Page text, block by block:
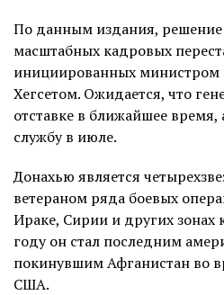
По данным издания,
масштабных кадровых
инициированных
Хегсетом. Ожидается, что
отставке в ближайшее
службу в июле.
Донахью является
ветераном ряда боевых
Ираке, Сирии и других зонах
году он стал последним
покинувшим Афганистан во
США.